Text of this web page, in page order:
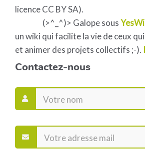
licence CC BY SA).
(>^_^)> Galope sous
un wiki qui facilite la vie de ceux
et animer des projets collectifs ;-).
Contactez-nous